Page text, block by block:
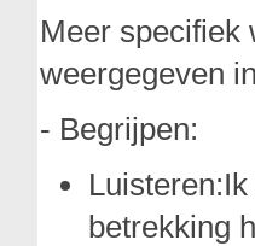
Meer specifiek
weergegeven in
- Begrijpen:
betrekking